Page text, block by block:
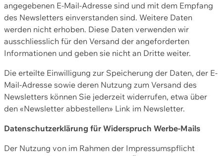
angegebenen E-Mail-Adresse sind und mit dem Empfang
des Newsletters einverstanden sind. Weitere Daten
werden nicht erhoben. Diese Daten verwenden wir
ausschliesslich für den Versand der angeforderten
Informationen und geben sie nicht an Dritte weiter.
Die erteilte Einwilligung zur Speicherung der Daten, der E-
Mail-Adresse sowie deren Nutzung zum Versand des
Newsletters können Sie jederzeit widerrufen, etwa über
den «Newsletter abbestellen» Link im Newsletter.
Datenschutzerklärung für Widerspruch Werbe-Mails
Der Nutzung von im Rahmen der Impressumspflicht